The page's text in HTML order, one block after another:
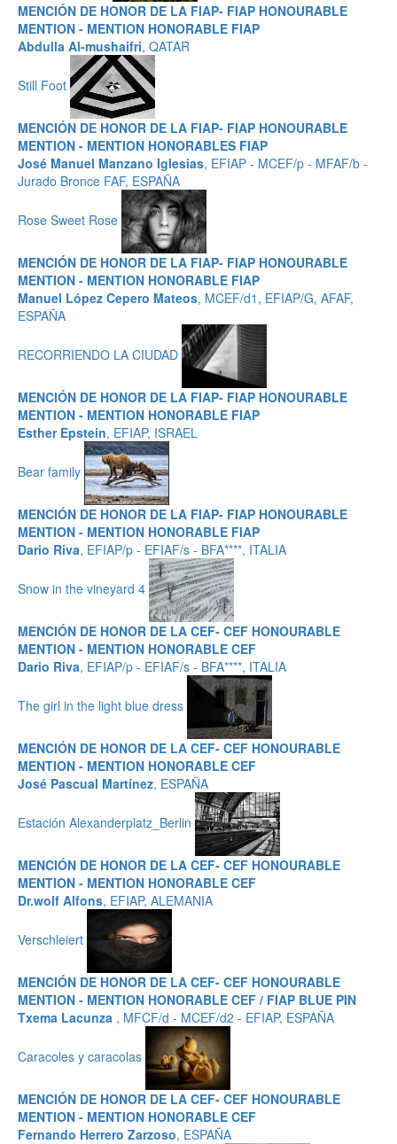
MENCIÓN DE HONOR DE LA FIAP- FIAP HONOURABLE
MENTION - MENTION HONORABLE FIAP
Abdulla Al-mushaifri, QATAR
Still Foot
MENCIÓN DE HONOR DE LA FIAP- FIAP HONOURABLE
MENTION - MENTION HONORABLES FIAP
José Manuel Manzano Iglesias, EFIAP - MCEF/p - MFAF/b -
Jurado Bronce FAF, ESPAÑA
Rose Sweet Rose
MENCIÓN DE HONOR DE LA FIAP- FIAP HONOURABLE
MENTION - MENTION HONORABLE FIAP
Manuel López Cepero Mateos, MCEF/d1, EFIAP/G, AFAF,
ESPAÑA
RECORRIENDO LA CIUDAD
MENCIÓN DE HONOR DE LA FIAP- FIAP HONOURABLE
MENTION - MENTION HONORABLE FIAP
Esther Epstein, EFIAP, ISRAEL
Bear family
MENCIÓN DE HONOR DE LA FIAP- FIAP HONOURABLE
MENTION - MENTION HONORABLE FIAP
Dario Riva, EFIAP/p - EFIAF/s - BFA****, ITALIA
Snow in the vineyard 4
MENCIÓN DE HONOR DE LA CEF- CEF HONOURABLE
MENTION - MENTION HONORABLE CEF
Dario Riva, EFIAP/p - EFIAF/s - BFA****, ITALIA
The girl in the light blue dress
MENCIÓN DE HONOR DE LA CEF- CEF HONOURABLE
MENTION - MENTION HONORABLE CEF
José Pascual Martínez, ESPAÑA
Estación Alexanderplatz_Berlin
MENCIÓN DE HONOR DE LA CEF- CEF HONOURABLE
MENTION - MENTION HONORABLE CEF
Dr.wolf Alfons, EFIAP, ALEMANIA
Verschleiert
MENCIÓN DE HONOR DE LA CEF- CEF HONOURABLE
MENTION - MENTION HONORABLE CEF / FIAP BLUE PIN
Txema Lacunza , MFCF/d - MCEF/d2 - EFIAP, ESPAÑA
Caracoles y caracolas
MENCIÓN DE HONOR DE LA CEF- CEF HONOURABLE
MENTION - MENTION HONORABLE CEF
Fernando Herrero Zarzoso, ESPAÑA